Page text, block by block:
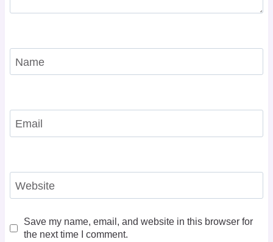
Name
Email
Website
Save my name, email, and website in this browser for
the next time I comment.